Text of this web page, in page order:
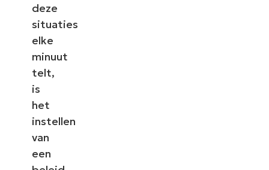
deze
situaties
elke
minuut
telt,
is
het
instellen
van
een